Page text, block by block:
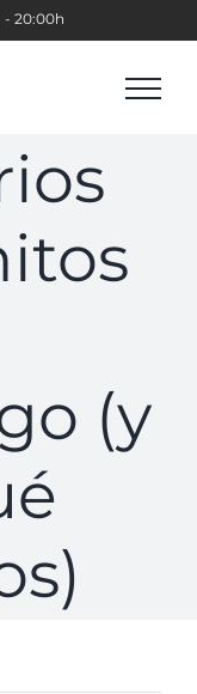
- 20:00h
(y